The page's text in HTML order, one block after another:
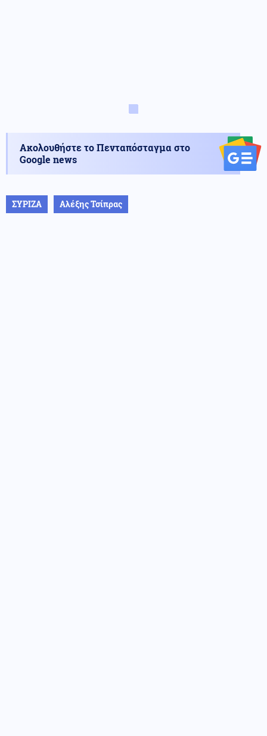
Ακολουθήστε το Πενταπόσταγμα στο
Google news
ΣΥΡΙΖΑ Αλέξης Τσίπρας